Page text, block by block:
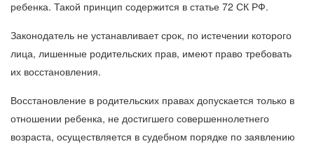
ребенка. Такой принцип содержится в статье 72 СК РФ.
Законодатель не устанавливает срок, по истечении которого
лица, лишенные родительских прав, имеют право требовать
их восстановления.
Восстановление в родительских правах допускается только в
отношении ребенка, не достигшего совершеннолетнего
возраста, осуществляется в судебном порядке по заявлению